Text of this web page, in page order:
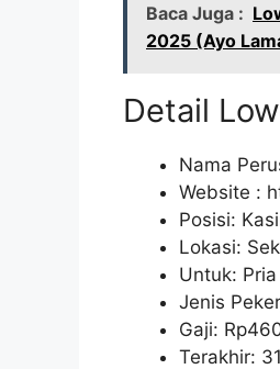
Baca Juga :
2025 (Ayo
Detail
Nama
Website :
Posisi:
Lokasi:
Untuk:
Jenis
Gaji: Rp
Terakhir: